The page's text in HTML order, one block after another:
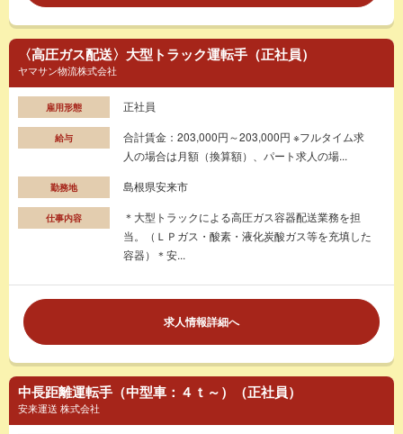
〈高圧ガス配送〉大型トラック運転手（正社員）
ヤマサン物流株式会社
雇用形態 正社員
給与
合計賃金：203,000円～203,000円 ※フルタイム求
人の場合は月額（換算額）、パート求人の場...
勤務地 島根県安来市
仕事内容
＊大型トラックによる高圧ガス容器配送業務を担
当。（ＬＰガス・酸素・液化炭酸ガス等を充填した
容器）＊安...
求人情報詳細へ
中長距離運転手（中型車：４ｔ～）（正社員）
安来運送 株式会社